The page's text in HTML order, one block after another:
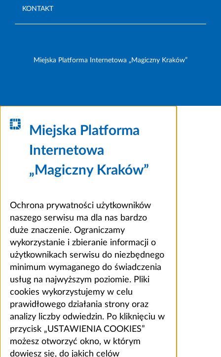
KONTAKT
Miejska Platforma Internetowa „Magiczny Kraków”
Miejska Platforma
Internetowa
„Magiczny Kraków”
Ochrona prywatności użytkowników
naszego serwisu ma dla nas bardzo
duże znaczenie. Ograniczamy
wykorzystanie i zbieranie informacji o
użytkownikach serwisu do niezbędnego
minimum wymaganego do świadczenia
usług na najwyższym poziomie. Pliki
cookies wykorzystujemy w celu
prawidłowego działania strony oraz
analizy liczby odwiedzin. Po kliknięciu w
przycisk „USTAWIENIA COOKIES”
możesz otworzyć okno, w którym
dowiesz się, do jakich celów